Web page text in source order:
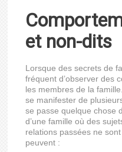
et non-dits
Lorsque des secrets de
fréquent d’observer des
les membres de la
se manifester de
se passe quelque chose
d’une famille où des
relations passées ne
peuvent :